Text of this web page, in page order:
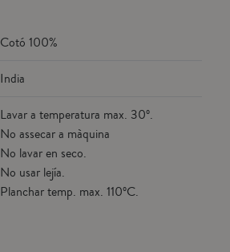
Cotó 100%
India
Lavar a temperatura max. 30º.
No assecar a màquina
No lavar en seco.
No usar lejía.
Planchar temp. max. 110ºC.